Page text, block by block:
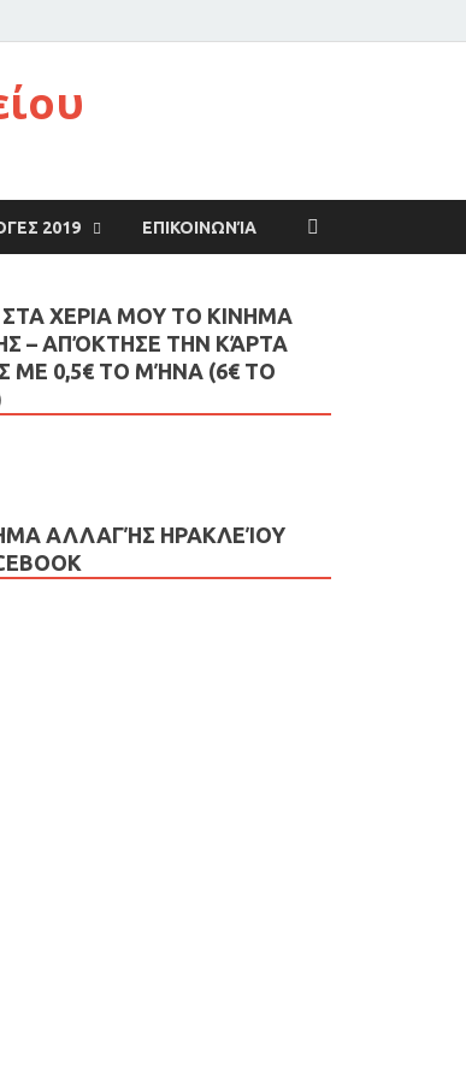
2019 ΕΠΙΚΟΙΝΩΝΊΑ
ΧΕΡΙΑ ΜΟΥ ΤΟ ΚΙΝΗΜΑ
– AΠΌΚΤΗΣΕ ΤΗΝ ΚΆΡΤΑ
ΜΕ 0,5€ ΤΟ ΜΉΝΑ (6€ ΤΟ
ΑΛΛΑΓΉΣ ΗΡΑΚΛΕΊΟΥ